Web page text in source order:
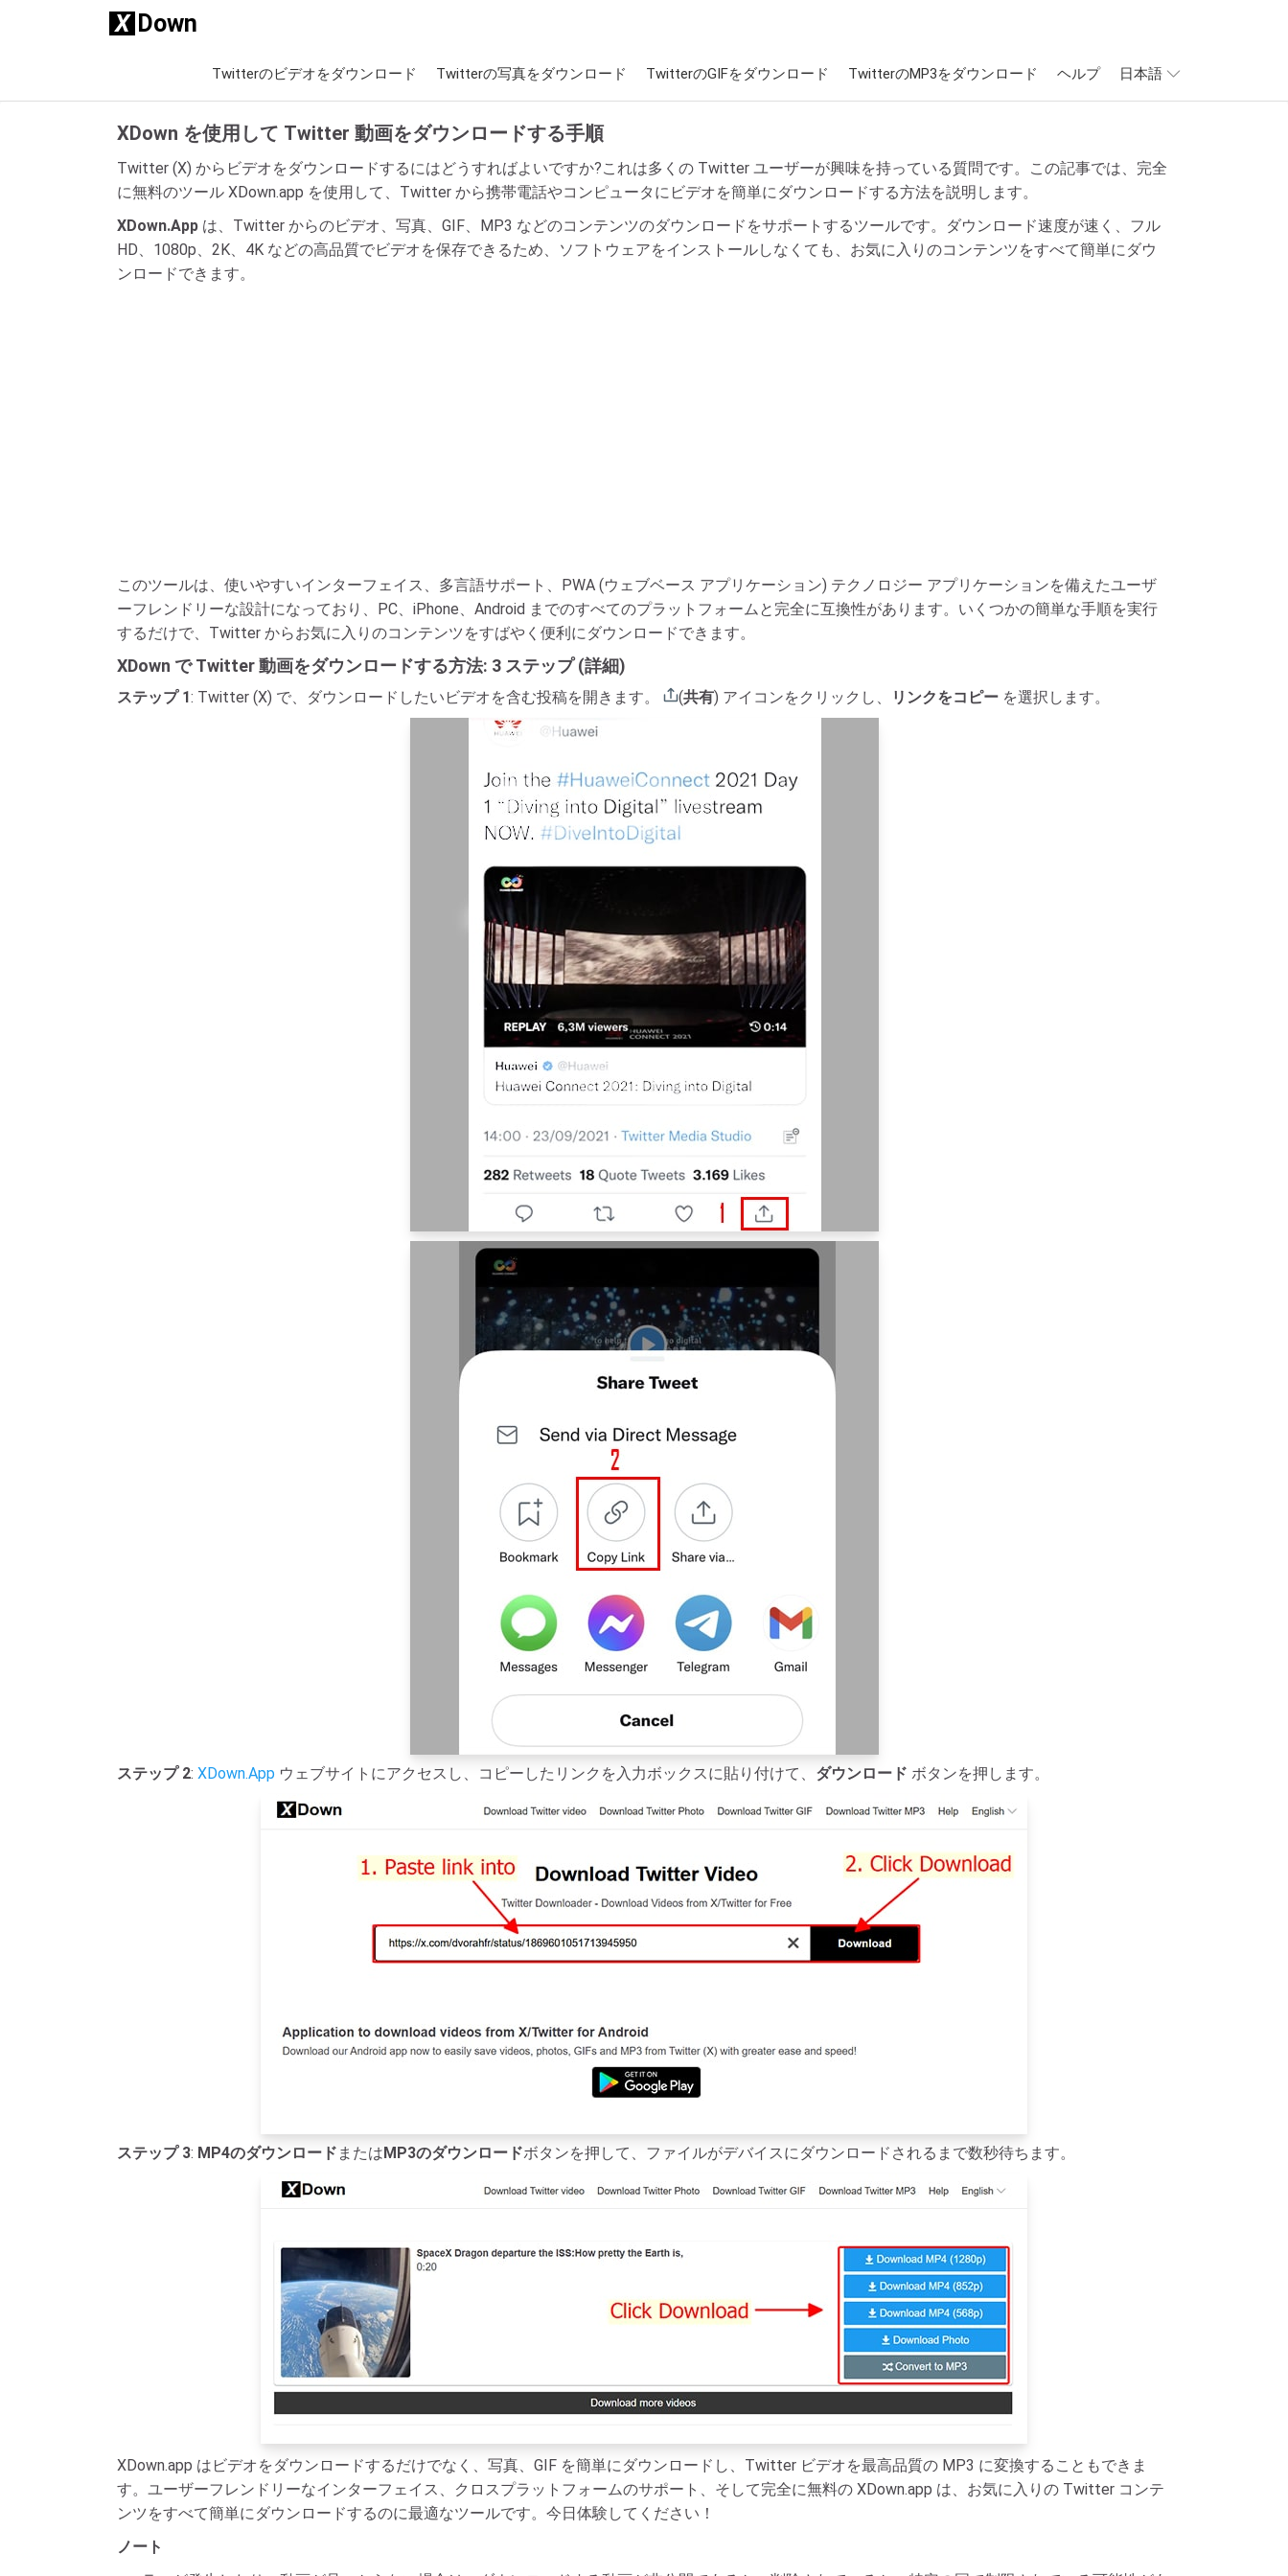
X Down
Twitterのビデオをダウンロード Twitterの写真をダウンロード TwitterのGIFをダウンロード TwitterのMP3をダウンロード ヘルプ 日本語
XDown を使用して Twitter 動画をダウンロードする手順
Twitter (X) からビデオをダウンロードするにはどうすればよいですか?これは多くの Twitter ユーザーが興味を持っている質問です。この記事では、完全
に無料のツール XDown.app を使用して、Twitter から携帯電話やコンピュータにビデオを簡単にダウンロードする方法を説明します。
XDown.App は、Twitter からのビデオ、写真、GIF、MP3 などのコンテンツのダウンロードをサポートするツールです。ダウンロード速度が速く、フル
HD、1080p、2K、4K などの高品質でビデオを保存できるため、ソフトウェアをインストールしなくても、お気に入りのコンテンツをすべて簡単にダウ
ンロードできます。
このツールは、使いやすいインターフェイス、多言語サポート、PWA (ウェブベース アプリケーション) テクノロジー アプリケーションを備えたユーザ
ーフレンドリーな設計になっており、PC、iPhone、Android までのすべてのプラットフォームと完全に互換性があります。いくつかの簡単な手順を実行
するだけで、Twitter からお気に入りのコンテンツをすばやく便利にダウンロードできます。
XDown で Twitter 動画をダウンロードする方法: 3 ステップ (詳細)
ステップ 1: Twitter (X) で、ダウンロードしたいビデオを含む投稿を開きます。 (共有) アイコンをクリックし、 リンクをコピー を選択します。
ステップ 2: XDown.App ウェブサイトにアクセスし、コピーしたリンクを入力ボックスに貼り付けて、 ダウンロード ボタンを押します。
ステップ 3: MP4のダウンロード またはMP3のダウンロードボタンを押して、ファイルがデバイスにダウンロードされるまで数秒待ちます。
XDown.app はビデオをダウンロードするだけでなく、写真、GIF を簡単にダウンロードし、Twitter ビデオを最高品質の MP3 に変換することもできま
す。ユーザーフレンドリーなインターフェイス、クロスプラットフォームのサポート、そして完全に無料の XDown.app は、お気に入りの Twitter コンテ
ンツをすべて簡単にダウンロードするのに最適なツールです。今日体験してください！
ノート